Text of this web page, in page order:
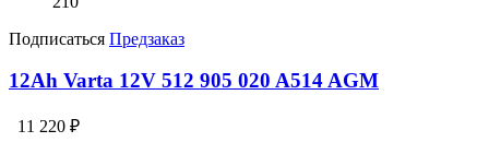
Подписаться Предзаказ
12Ah Varta 12V 512 905 020 A514 AGM
11 220 ₽